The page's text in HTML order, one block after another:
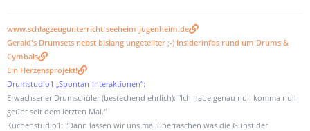
www.schlagzeugunterricht-seeheim-jugenheim.de
Gerald's Drumsets nebst bislang ungeteilter ;-) Insiderinfos rund um Drums &
Cymbals
Ein Herzensprojekt!
Drumstudio1 „Spontan-Interaktionen“:
Erwachsener Drumschüler (bestechend ehrlich): "Ich habe genau null komma null
geübt seit dem letzten Mal."
Küchenstudio1: "Dann lassen wir uns mal überraschen was die Gunst der